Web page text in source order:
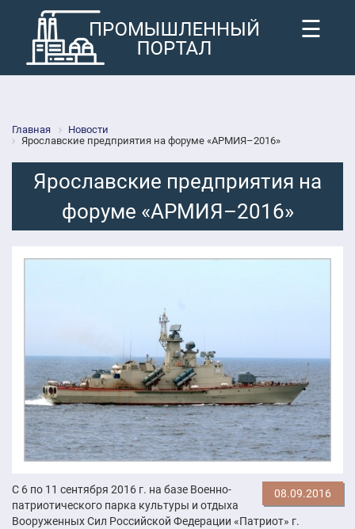
☰
Главная
Новости
Ярославские предприятия на форуме «АРМИЯ–2016»
Ярославские предприятия на
форуме «АРМИЯ–2016»
08.09.2016
С 6 по 11 сентября 2016 г. на базе Военно-
патриотического парка культуры и отдыха
Вооруженных Сил Российской Федерации «Патриот» г.